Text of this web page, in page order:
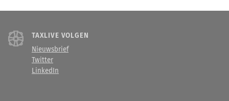
TAXLIVE VOLGEN
Nieuwsbrief
Twitter
LinkedIn